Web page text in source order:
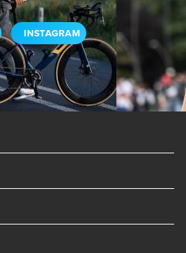
INSTAGRAM